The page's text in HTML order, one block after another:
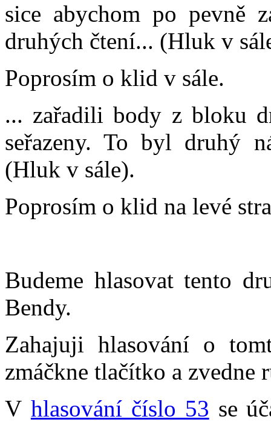
sice abychom po pevně
druhých čtení... (Hluk v
Poprosím o klid v sále.
... zařadili body z bloku
seřazeny. To byl druhý
(Hluk v sále).
Poprosím o klid na levé
Budeme hlasovat tento
Bendy.
Zahajuji hlasování o
zmáčkne tlačítko a zvedne
V hlasování číslo 53 se